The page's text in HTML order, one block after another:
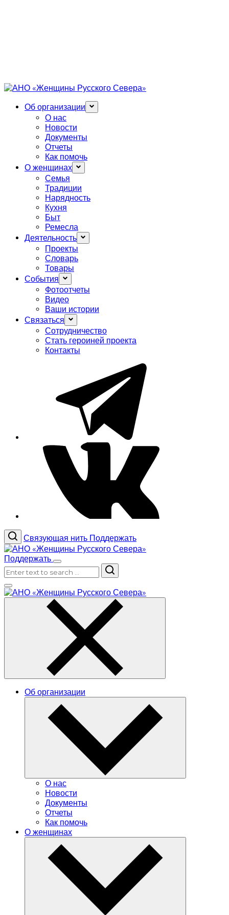
Об организации
О нас
Новости
Документы
Отчеты
Как помочь
О женщинах
Семья
Традиции
Нарядность
Кухня
Быт
Ремесла
Деятельность
Проекты
Словарь
Товары
События
Фотоотчеты
Видео
Ваши истории
Связаться
Сотрудничество
Стать героиней проекта
Контакты
Связующая нить Поддержать
Поддержать
Search
Об организации
О нас
Новости
Документы
Отчеты
Как помочь
О женщинах